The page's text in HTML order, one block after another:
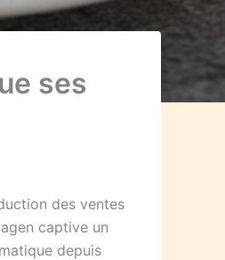
ses
des ventes
captive un
depuis